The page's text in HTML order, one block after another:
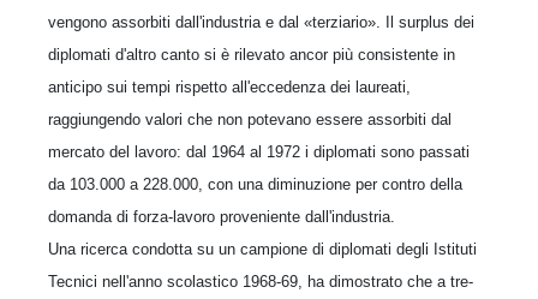
vengono assorbiti dall'industria e dal «terziario». Il surplus dei
diplomati d'altro canto si è rilevato ancor più consistente in
anticipo sui tempi rispetto all'eccedenza dei laureati,
raggiungendo valori che non potevano essere assorbiti dal
mercato del lavoro: dal 1964 al 1972 i diplomati sono passati
da 103.000 a 228.000, con una diminuzione per contro della
domanda di forza-lavoro proveniente dall'industria.
Una ricerca condotta su un campione di diplomati degli Istituti
Tecnici nell'anno scolastico 1968-69, ha dimostrato che a tre-